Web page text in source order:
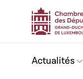
Actualités